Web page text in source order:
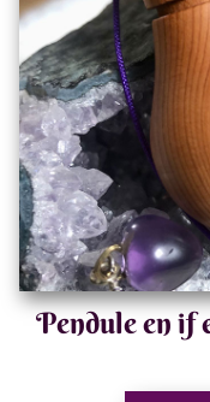
Pendule en if